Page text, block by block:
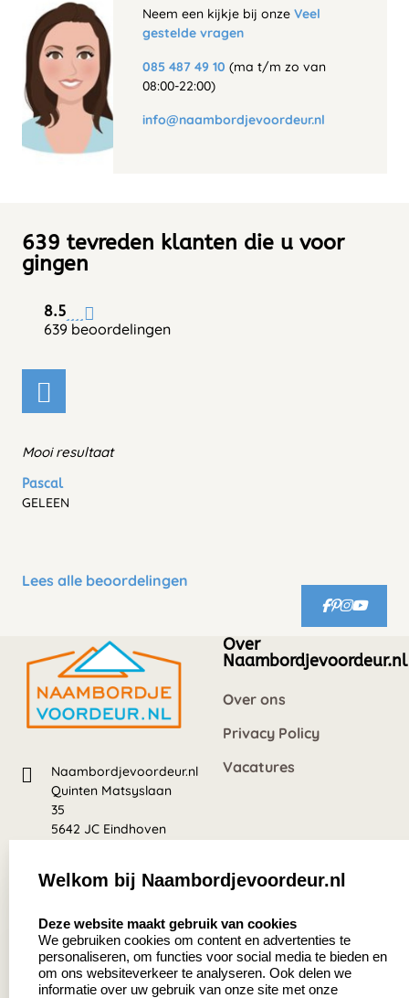
Neem een kijkje bij onze Veel
gestelde vragen
085 487 49 10 (ma t/m zo van
08:00-22:00)
info@naambordjevoordeur.nl
639 tevreden klanten die u voor
gingen
8.5
639 beoordelingen
Mooi resultaat
Pascal
GELEEN
Lees alle beoordelingen
Naambordjevoordeur.nl
Quinten Matsyslaan
35
5642 JC Eindhoven
639 beoordelingen
Over
Naambordjevoordeur.nl
Over ons
Privacy Policy
Vacatures
Zakelijk: Klantenservice:
Welkom bij Naambordjevoordeur.nl
Deze website maakt gebruik van cookies
We gebruiken cookies om content en advertenties te
personaliseren, om functies voor social media te bieden en
om ons websiteverkeer te analyseren. Ook delen we
informatie over uw gebruik van onze site met onze